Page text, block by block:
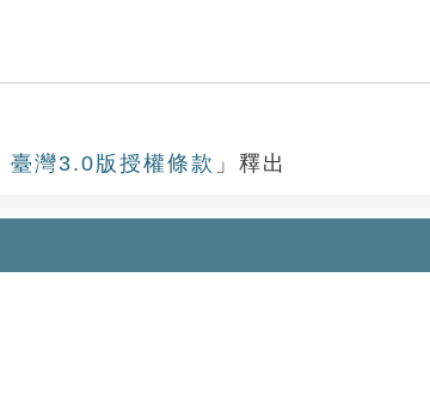
灣3.0版授權條款 」釋出